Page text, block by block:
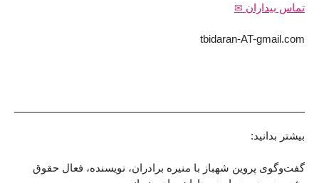
تماس بیداران
tbidaran-AT-gmail.com
بیشتر بدانید:
گفت‌وگوی پروین شهباز با منیره برادران، نویسنده، فعال حقوق